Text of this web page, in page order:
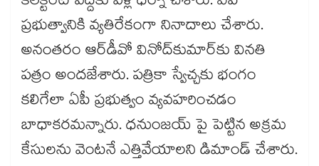
ప్రభుత్వానికి వ్యతిరేకంగా నినాదాలు చేశారు.
అనంతరం ఆర్​డీవో వినోద్​కుమార్​కు వినతి
పత్రం అందజేశారు. పత్రికా స్వేచ్చకు భంగం
కలిగేలా ఏపీ ప్రభుత్వం వ్యవహరించడం
బాధాకరమన్నారు. ధనుంజయ్ పై పెట్టిన అక్రమ
కేసులను వెంటనే ఎత్తివేయాలని డిమాండ్​ చేశారు.